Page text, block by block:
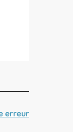
erreur